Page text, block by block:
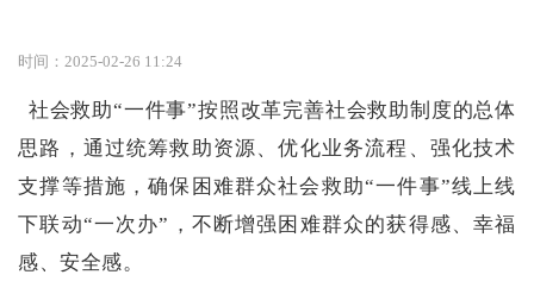
时间：2025-02-26 11:24
社会救助“一件事”按照改革完善社会救助制度的总体
思路， 通过统筹救助资源、优化业务流程、强化技术
支撑等措施，确保困难群众社会救助“一件事”线上线
下联动“一次办”，不断增强困难群众的获得感、幸福
感、安全感。